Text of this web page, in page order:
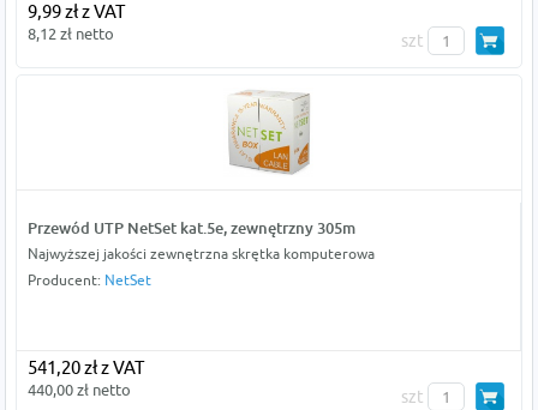
9,99 zł z VAT
8,12 zł netto szt
Przewód UTP NetSet kat.5e, zewnętrzny 305m
Najwyższej jakości zewnętrzna skrętka komputerowa
Producent: NetSet
541,20 zł z VAT
440,00 zł netto szt